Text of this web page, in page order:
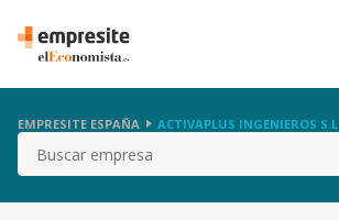
EMPRESITE ESPAÑA ACTIVAPLUS INGENIEROS S.L.
Buscar